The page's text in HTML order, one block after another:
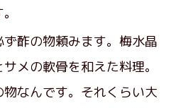
酢の物頼みます。梅水晶
メの軟骨を和えた料理。
なんです。それくらい大